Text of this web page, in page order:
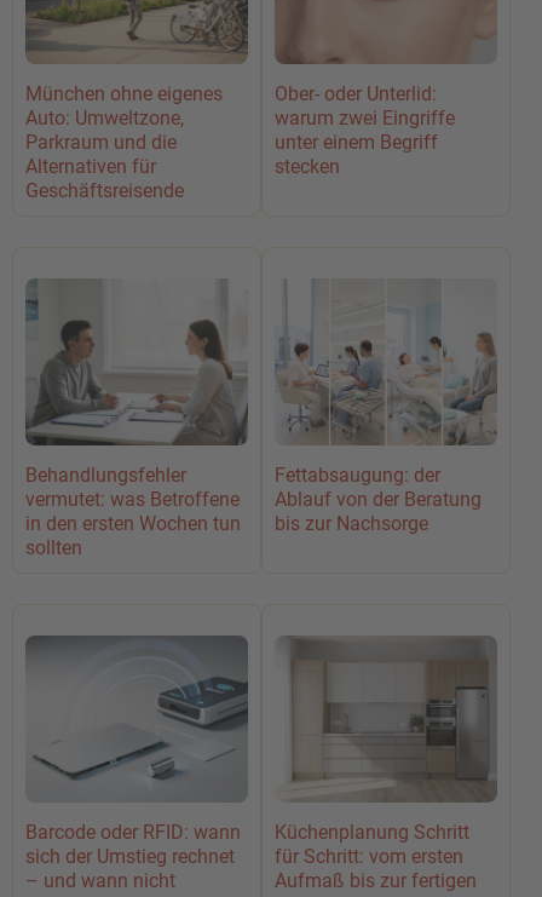
München ohne eigenes
Auto: Umweltzone,
Parkraum und die
Alternativen für
Geschäftsreisende
Ober- oder Unterlid:
warum zwei Eingriffe
unter einem Begriff
stecken
Behandlungsfehler
vermutet: was Betroffene
in den ersten Wochen tun
sollten
Fettabsaugung: der
Ablauf von der Beratung
bis zur Nachsorge
Barcode oder RFID: wann
sich der Umstieg rechnet
– und wann nicht
Küchenplanung Schritt
für Schritt: vom ersten
Aufmaß bis zur fertigen